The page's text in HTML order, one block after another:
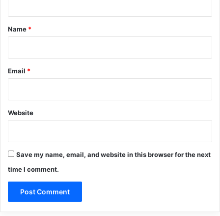
*
Name *
Email *
Website
Save my name, email, and website in this browser for the next
time I comment.